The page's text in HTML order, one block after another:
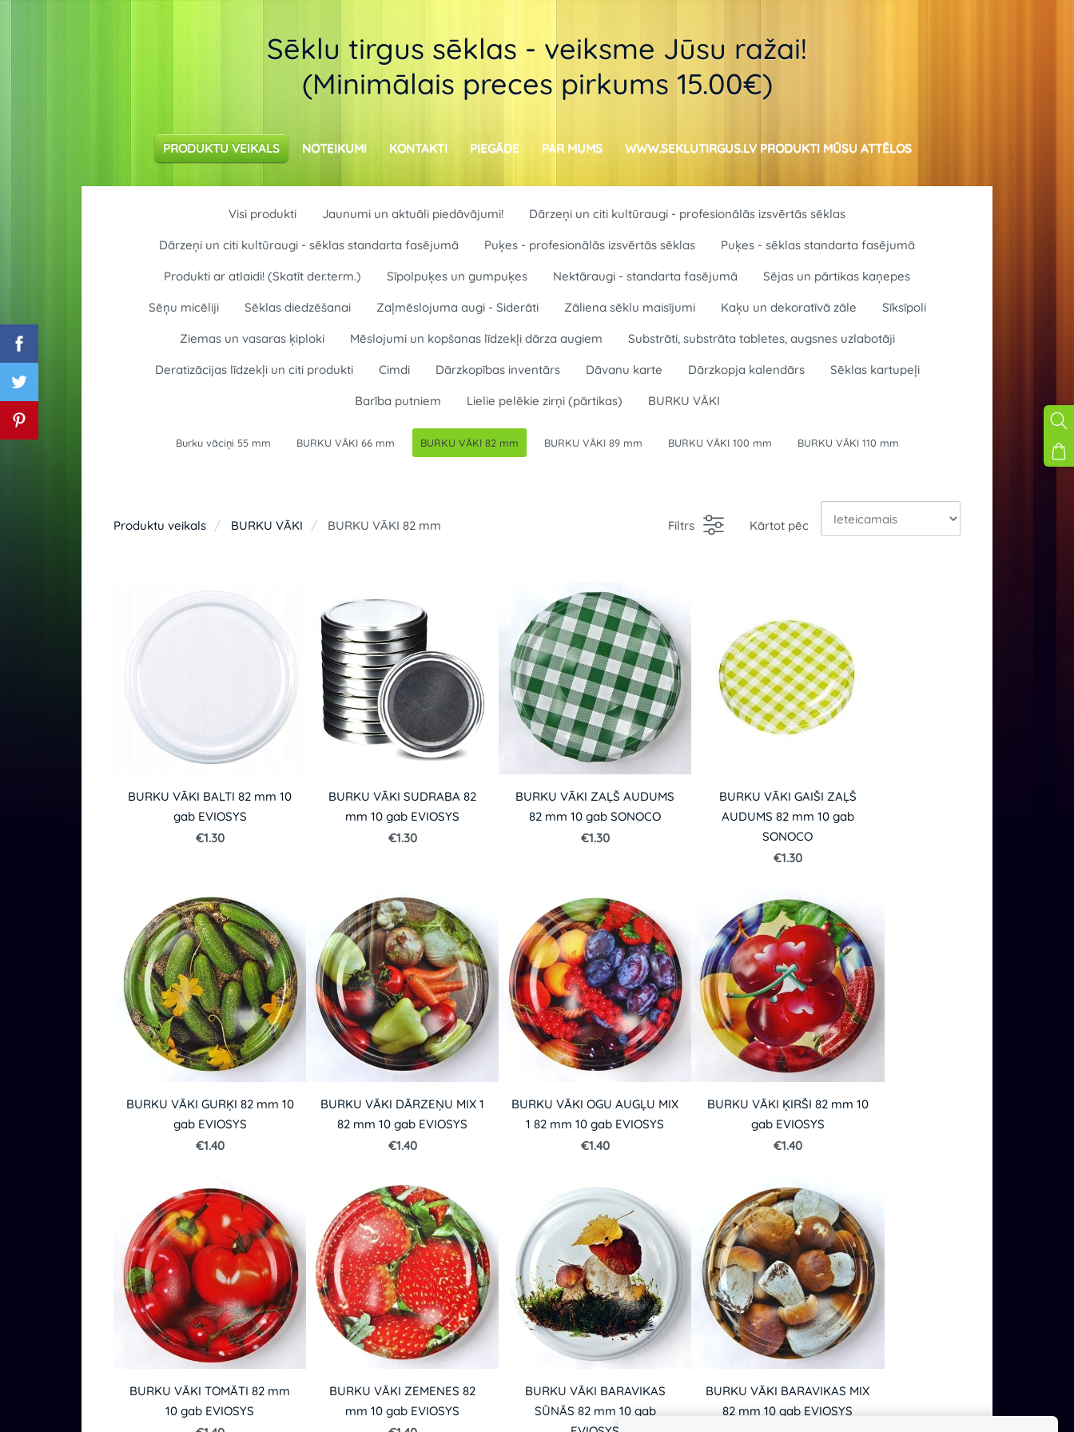
Sēklu tirgus sēklas - veiksme Jūsu ražai!
(Minimālais preces pirkums 15.00€)
PRODUKTU VEIKALS NOTEIKUMI KONTAKTI PIEGĀDE PAR MUMS WWW.SEKLUTIRGUS.LV PRODUKTI MŪSU ATTĒLOS
Visi produkti Jaunumi un aktuāli piedāvājumi! Dārzeņi un citi kultūraugi - profesionālās izsvērtās sēklas
Dārzeņi un citi kultūraugi - sēklas standarta fasējumā Puķes - profesionālās izsvērtās sēklas Puķes - sēklas standarta fasējumā
Produkti ar atlaidi! (Skatīt der.term.) Sīpolpuķes un gumpuķes Nektāraugi - standarta fasējumā Sējas un pārtikas kaņepes
Sēņu micēliji Sēklas diedzēšanai Zaļmēslojuma augi - Siderāti Zāliena sēklu maisījumi Kaķu un dekoratīvā zāle Sīksīpoli
Ziemas un vasaras ķiploki Mēslojumi un kopšanas līdzekļi dārza augiem Substrāti, substrāta tabletes, augsnes uzlabotāji
Deratizācijas līdzekļi un citi produkti Cimdi Dārzkopības inventārs Dāvanu karte Dārzkopja kalendārs Sēklas kartupeļi
Barība putniem Lielie pelēkie zirņi (pārtikas) BURKU VĀKI
Burku vāciņi 55 mm BURKU VĀKI 66 mm BURKU VĀKI 82 mm BURKU VĀKI 89 mm BURKU VĀKI 100 mm BURKU VĀKI 110 mm
Produktu veikals BURKU VĀKI BURKU VĀKI 82 mm Filtrs Kārtot pēc
BURKU VĀKI BALTI 82 mm 10
gab EVIOSYS
€1.30
BURKU VĀKI SUDRABA 82
mm 10 gab EVIOSYS
€1.30
BURKU VĀKI ZAĻŠ AUDUMS
82 mm 10 gab SONOCO
€1.30
BURKU VĀKI GAIŠI ZAĻŠ
AUDUMS 82 mm 10 gab
SONOCO
€1.30
BURKU VĀKI GURĶI 82 mm 10
gab EVIOSYS
€1.40
BURKU VĀKI DĀRZEŅU MIX 1
82 mm 10 gab EVIOSYS
€1.40
BURKU VĀKI OGU AUGĻU MIX
1 82 mm 10 gab EVIOSYS
€1.40
BURKU VĀKI ĶIRŠI 82 mm 10
gab EVIOSYS
€1.40
BURKU VĀKI TOMĀTI 82 mm
10 gab EVIOSYS
BURKU VĀKI ZEMENES 82
mm 10 gab EVIOSYS
BURKU VĀKI BARAVIKAS
SŪNĀS 82 mm 10 gab
BURKU VĀKI BARAVIKAS MIX
82 mm 10 gab EVIOSYS